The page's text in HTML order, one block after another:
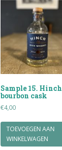
Sample 15. Hinch
bourbon cask
€4,00
TOEVOEGEN AAN
WINKELWAGEN